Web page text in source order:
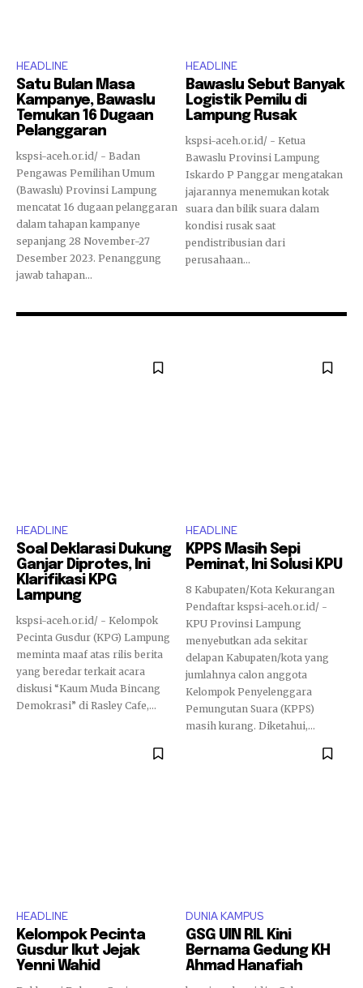
HEADLINE
Satu Bulan Masa
Kampanye, Bawaslu
Temukan 16 Dugaan
Pelanggaran
kspsi-aceh.or.id/ - Badan
Pengawas Pemilihan Umum
(Bawaslu) Provinsi Lampung
mencatat 16 dugaan pelanggaran
dalam tahapan kampanye
sepanjang 28 November-27
Desember 2023. Penanggung
jawab tahapan...
HEADLINE
Bawaslu Sebut Banyak
Logistik Pemilu di
Lampung Rusak
kspsi-aceh.or.id/ - Ketua
Bawaslu Provinsi Lampung
Iskardo P Panggar mengatakan
jajarannya menemukan kotak
suara dan bilik suara dalam
kondisi rusak saat
pendistribusian dari
perusahaan...
HEADLINE
Soal Deklarasi Dukung
Ganjar Diprotes, Ini
Klarifikasi KPG
Lampung
kspsi-aceh.or.id/ - Kelompok
Pecinta Gusdur (KPG) Lampung
meminta maaf atas rilis berita
yang beredar terkait acara
diskusi “Kaum Muda Bincang
Demokrasi” di Rasley Cafe,...
HEADLINE
KPPS Masih Sepi
Peminat, Ini Solusi KPU
8 Kabupaten/Kota Kekurangan
Pendaftar kspsi-aceh.or.id/ -
KPU Provinsi Lampung
menyebutkan ada sekitar
delapan Kabupaten/kota yang
jumlahnya calon anggota
Kelompok Penyelenggara
Pemungutan Suara (KPPS)
masih kurang. Diketahui,...
HEADLINE
Kelompok Pecinta
Gusdur Ikut Jejak
Yenni Wahid
DUNIA KAMPUS
GSG UIN RIL Kini
Bernama Gedung KH
Ahmad Hanafiah